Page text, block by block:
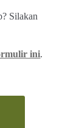
Silakan
ini.